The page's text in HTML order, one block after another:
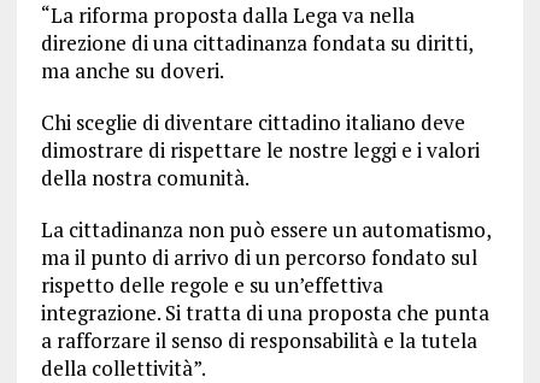
“La riforma proposta dalla Lega va nella
direzione di una cittadinanza fondata su diritti,
ma anche su doveri.
Chi sceglie di diventare cittadino italiano deve
dimostrare di rispettare le nostre leggi e i valori
della nostra comunità.
La cittadinanza non può essere un automatismo,
ma il punto di arrivo di un percorso fondato sul
rispetto delle regole e su un’effettiva
integrazione. Si tratta di una proposta che punta
a rafforzare il senso di responsabilità e la tutela
della collettività”.